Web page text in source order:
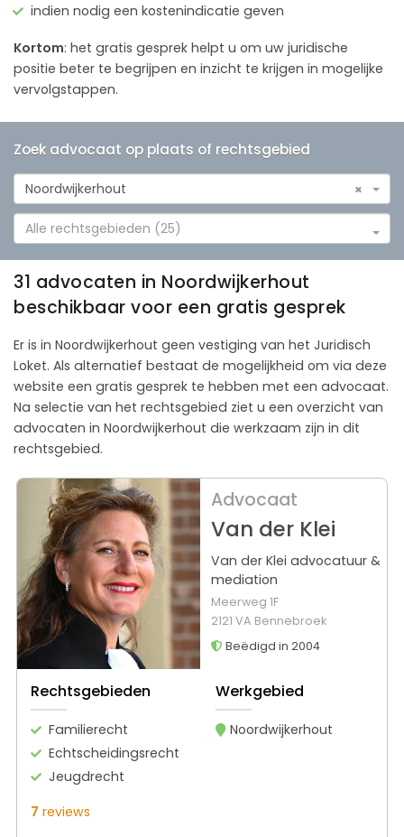
indien nodig een kostenindicatie geven
Kortom: het gratis gesprek helpt u om uw juridische
positie beter te begrijpen en inzicht te krijgen in mogelijke
vervolgstappen.
Zoek advocaat op plaats of rechtsgebied
×
Noordwijkerhout
Alle rechtsgebieden (25)
31 advocaten in Noordwijkerhout
beschikbaar voor een gratis gesprek
Er is in Noordwijkerhout geen vestiging van het Juridisch
Loket. Als alternatief bestaat de mogelijkheid om via deze
website een gratis gesprek te hebben met een advocaat.
Na selectie van het rechtsgebied ziet u een overzicht van
advocaten in Noordwijkerhout die werkzaam zijn in dit
rechtsgebied.
Advocaat
Van der Klei
Van der Klei advocatuur &
mediation
Meerweg 1F
2121 VA Bennebroek
Beëdigd in 2004
Rechtsgebieden
Familierecht
Echtscheidingsrecht
Jeugdrecht
Werkgebied
Noordwijkerhout
7 reviews